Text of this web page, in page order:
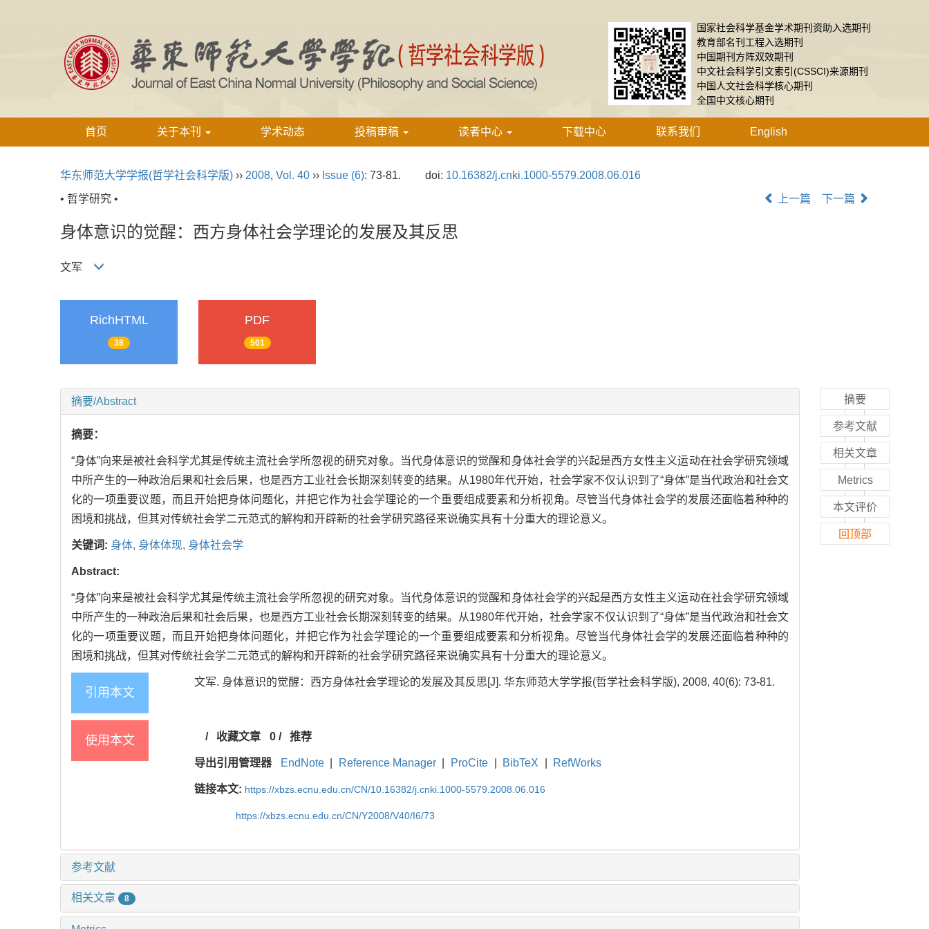
国家社会科学基金学术期刊资助入选期刊
教育部名刊工程入选期刊
中国期刊方阵双效期刊
中文社会科学引文索引(CSSCI)来源期刊
中国人文社会科学核心期刊
全国中文核心期刊
首页 关于本刊 学术动态 投稿审稿 读者中心 下载中心 联系我们 English
华东师范大学学报(哲学社会科学版) ›› 2008, Vol. 40 ›› Issue (6): 73-81. doi: 10.16382/j.cnki.1000-5579.2008.06.016
• 哲学研究 •
上一篇 下一篇
身体意识的觉醒：西方身体社会学理论的发展及其反思
文军
RichHTML
38
PDF
501
摘要/Abstract
摘要：
“身体”向来是被社会科学尤其是传统主流社会学所忽视的研究对象。当代身体意识的觉醒和身体社会学的兴起是西方女性主义运动在社会学研究领域
中所产生的一种政治后果和社会后果，也是西方工业社会长期深刻转变的结果。从1980年代开始，社会学家不仅认识到了“身体”是当代政治和社会文
化的一项重要议题，而且开始把身体问题化，并把它作为社会学理论的一个重要组成要素和分析视角。尽管当代身体社会学的发展还面临着种种的
困境和挑战，但其对传统社会学二元范式的解构和开辟新的社会学研究路径来说确实具有十分重大的理论意义。
关键词: 身体, 身体体现, 身体社会学
Abstract:
“身体”向来是被社会科学尤其是传统主流社会学所忽视的研究对象。当代身体意识的觉醒和身体社会学的兴起是西方女性主义运动在社会学研究领域
中所产生的一种政治后果和社会后果，也是西方工业社会长期深刻转变的结果。从1980年代开始，社会学家不仅认识到了“身体”是当代政治和社会文
化的一项重要议题，而且开始把身体问题化，并把它作为社会学理论的一个重要组成要素和分析视角。尽管当代身体社会学的发展还面临着种种的
困境和挑战，但其对传统社会学二元范式的解构和开辟新的社会学研究路径来说确实具有十分重大的理论意义。
引用本文
文军. 身体意识的觉醒：西方身体社会学理论的发展及其反思[J]. 华东师范大学学报(哲学社会科学版), 2008, 40(6): 73-81.
使用本文 / 收藏文章 0/ 推荐
导出引用管理器 EndNote Reference Manager ProCite BibTeX RefWorks
链接本文: https://xbzs.ecnu.edu.cn/CN/10.16382/j.cnki.1000-5579.2008.06.016
https://xbzs.ecnu.edu.cn/CN/Y2008/V40/I6/73
参考文献
相关文章 8
摘要
参考文献
相关文章
Metrics
本文评价
回顶部